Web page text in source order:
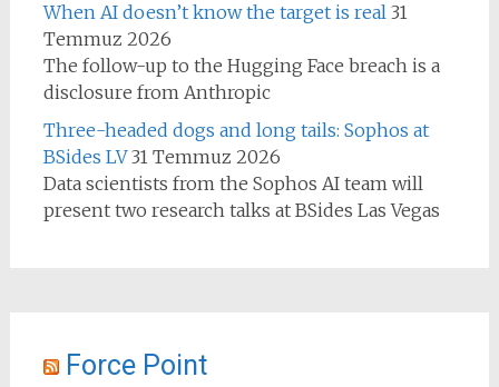
When AI doesn’t know the target is real 31
Temmuz 2026
The follow-up to the Hugging Face breach is a
disclosure from Anthropic
Three-headed dogs and long tails: Sophos at
BSides LV 31 Temmuz 2026
Data scientists from the Sophos AI team will
present two research talks at BSides Las Vegas
Force Point